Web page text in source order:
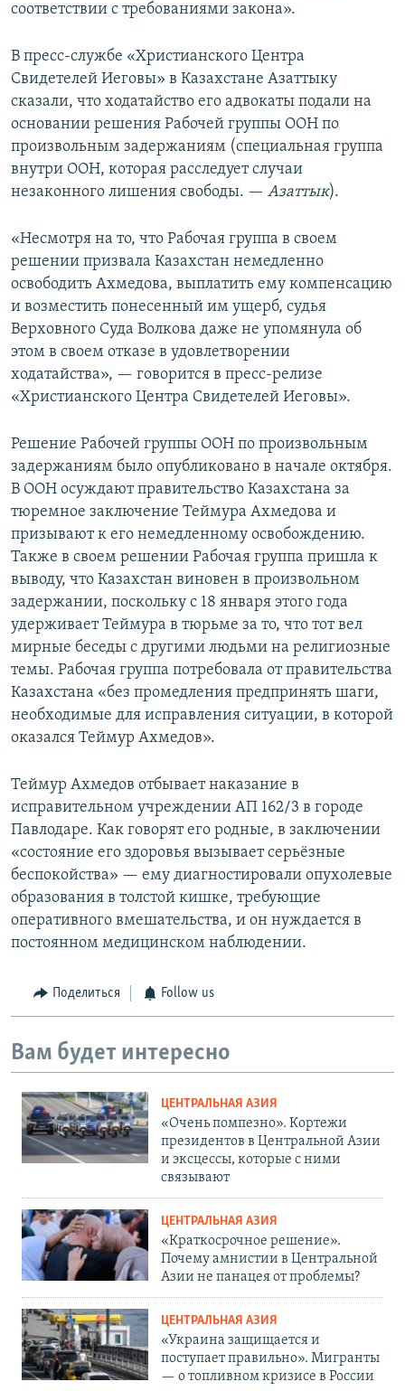
соответствии с требованиями закона».
В пресс-службе «Христианского Центра
Свидетелей Иеговы» в Казахстане Азаттыку
сказали, что ходатайство его адвокаты подали на
основании решения Рабочей группы ООН по
произвольным задержаниям (специальная группа
внутри ООН, которая расследует случаи
незаконного лишения свободы. —​ Азаттык).
«Несмотря на то, что Рабочая группа в своем
решении призвала Казахстан немедленно
освободить Ахмедова, выплатить ему компенсацию
и возместить понесенный им ущерб, судья
Верховного Суда Волкова даже не упомянула об
этом в своем отказе в удовлетворении
ходатайства», — говорится в пресс-релизе
«Христианского Центра Свидетелей Иеговы».
Решение Рабочей группы ООН по произвольным
задержаниям было опубликовано в начале октября.
В ООН осуждают правительство Казахстана за
тюремное заключение Теймура Ахмедова и
призывают к его немедленному освобождению.
Также в своем решении Рабочая группа пришла к
выводу, что Казахстан виновен в произвольном
задержании, поскольку с 18 января этого года
удерживает Теймура в тюрьме за то, что тот вел
мирные беседы с другими людьми на религиозные
темы. Рабочая группа потребовала от правительства
Казахстана «без промедления предпринять шаги,
необходимые для исправления ситуации, в которой
оказался Теймур Ахмедов».
Теймур Ахмедов отбывает наказание в
исправительном учреждении АП 162/3 в городе
Павлодаре. Как говорят его родные, в заключении
«состояние его здоровья вызывает серьёзные
беспокойства» — ему диагностировали опухолевые
образования в толстой кишке, требующие
оперативного вмешательства, и он нуждается в
постоянном медицинском наблюдении.
Поделиться Follow us
Вам будет интересно
ЦЕНТРАЛЬНАЯ АЗИЯ
«Очень помпезно». Кортежи
президентов в Центральной Азии
и эксцессы, которые с ними
связывают
ЦЕНТРАЛЬНАЯ АЗИЯ
«Краткосрочное решение».
Почему амнистии в Центральной
Азии не панацея от проблемы?
ЦЕНТРАЛЬНАЯ АЗИЯ
«Украина защищается и
поступает правильно». Мигранты
— о топливном кризисе в России